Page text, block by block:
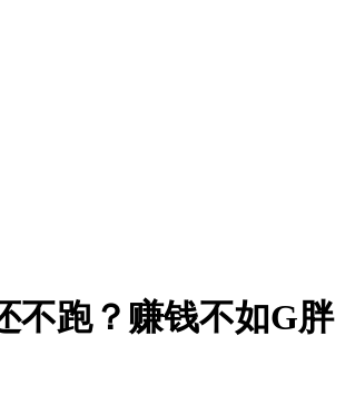
不跑？赚钱不如G胖